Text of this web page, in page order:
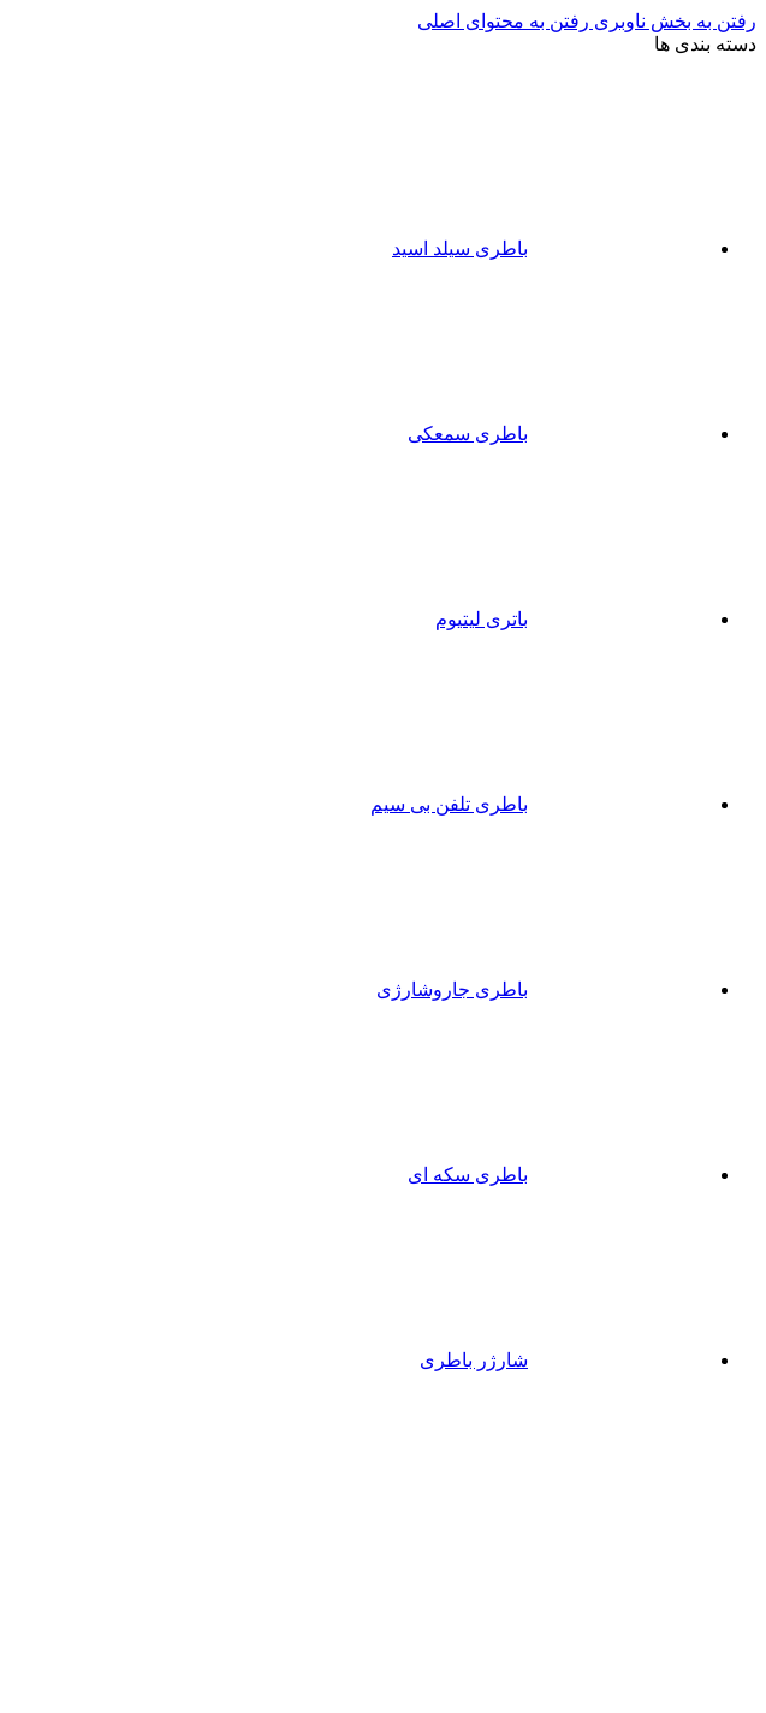
رفتن به بخش ناوبری رفتن به محتوای اصلی
دسته بندی ها
باطری سیلد اسید
باطری سمعکی
باتری لیتیوم
باطری تلفن بی سیم
باطری جاروشارژی
باطری سکه ای
شارژر باطری